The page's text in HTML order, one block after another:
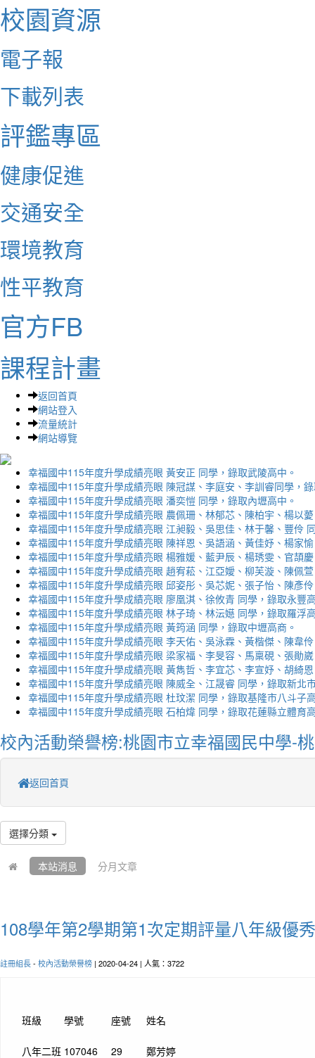
校園資源
電子報
下載列表
評鑑專區
健康促進
交通安全
環境教育
性平教育
官方FB
課程計畫
返回首頁
網站登入
流量統計
網站導覽
幸福國中115年度升學成績亮眼 黃安正 同學，錄取武陵高中。
幸福國中115年度升學成績亮眼 陳冠謀、李庭安、李訓睿同學，
幸福國中115年度升學成績亮眼 潘奕愷 同學，錄取內壢高中。
幸福國中115年度升學成績亮眼 農佩珊、林郁芯、陳柏宇、楊以
幸福國中115年度升學成績亮眼 江昶毅、吳思佳、林于馨、豐伶
幸福國中115年度升學成績亮眼 陳祥恩、吳語涵、黃佳妤、楊家
幸福國中115年度升學成績亮眼 楊雅媛、藍尹辰、楊琇雯、官頡
幸福國中115年度升學成績亮眼 趙宥菘、江亞嬡、柳芙漩、陳佩
幸福國中115年度升學成績亮眼 邱姿彤、吳芯妮、張子怡、陳彥
幸福國中115年度升學成績亮眼 廖凰淇、徐攸青 同學，錄取永豐
幸福國中115年度升學成績亮眼 林子琦、林沄嬨 同學，錄取羅浮
幸福國中115年度升學成績亮眼 黃筠涵 同學，錄取中壢高商。
幸福國中115年度升學成績亮眼 李天佑、吳泳霖、黃楷傑、陳韋
幸福國中115年度升學成績亮眼 梁家福、李旻容、馬稟硯、張勛
幸福國中115年度升學成績亮眼 黃雋哲、李宜芯、李宣妤、胡綺
幸福國中115年度升學成績亮眼 陳威全、江晟睿 同學，錄取新北
幸福國中115年度升學成績亮眼 杜玟潔 同學，錄取基隆市八斗子
幸福國中115年度升學成績亮眼 石柏煒 同學，錄取花蓮縣立體育
校內活動榮譽榜:桃園市立幸福國民中學-
返回首頁
選擇分類
本站消息 分月文章
108學年第2學期第1次定期評量八年級優
註冊組長- 校內活動榮譽榜 | 2020-04-24 | 人氣：3722
班級 學號 座號 姓名
八年二班 107046 29 鄭芳婷